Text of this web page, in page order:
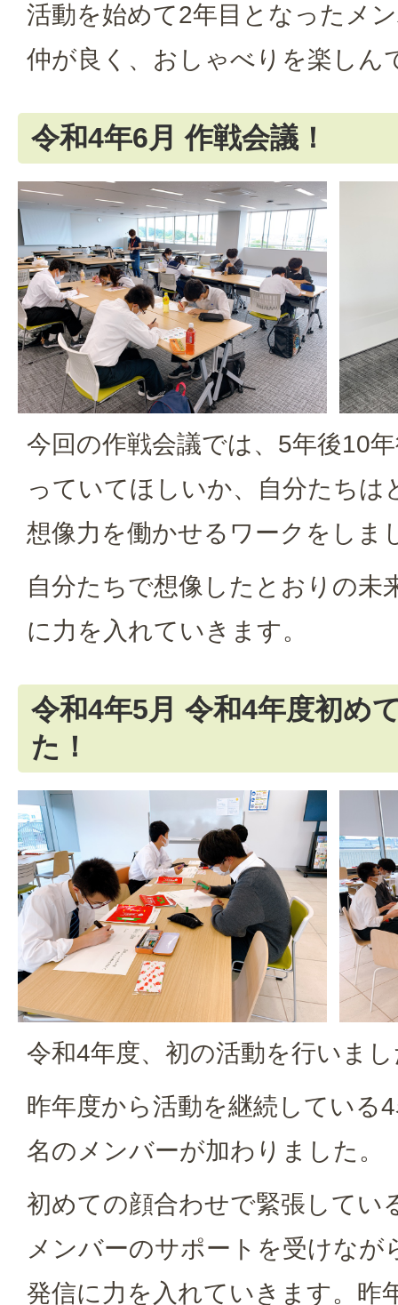
活動を始めて2年目となったメ
仲が良く、おしゃべりを楽しん
令和4年6月 作戦会議！
今回の作戦会議では、5年後10
っていてほしいか、自分たちは
想像力を働かせるワークをしま
自分たちで想像したとおりの未
に力を入れていきます。
令和4年5月 令和4年度初め
た！
令和4年度、初の活動を行いま
昨年度から活動を継続している
名のメンバーが加わりました。
初めての顔合わせで緊張してい
メンバーのサポートを受けなが
発信に力を入れていきます。昨